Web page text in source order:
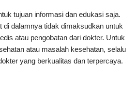
tujuan informasi dan edukasi saja.
di dalamnya tidak dimaksudkan untuk
atau pengobatan dari dokter. Untuk
atau masalah kesehatan, selalu
yang berkualitas dan terpercaya.